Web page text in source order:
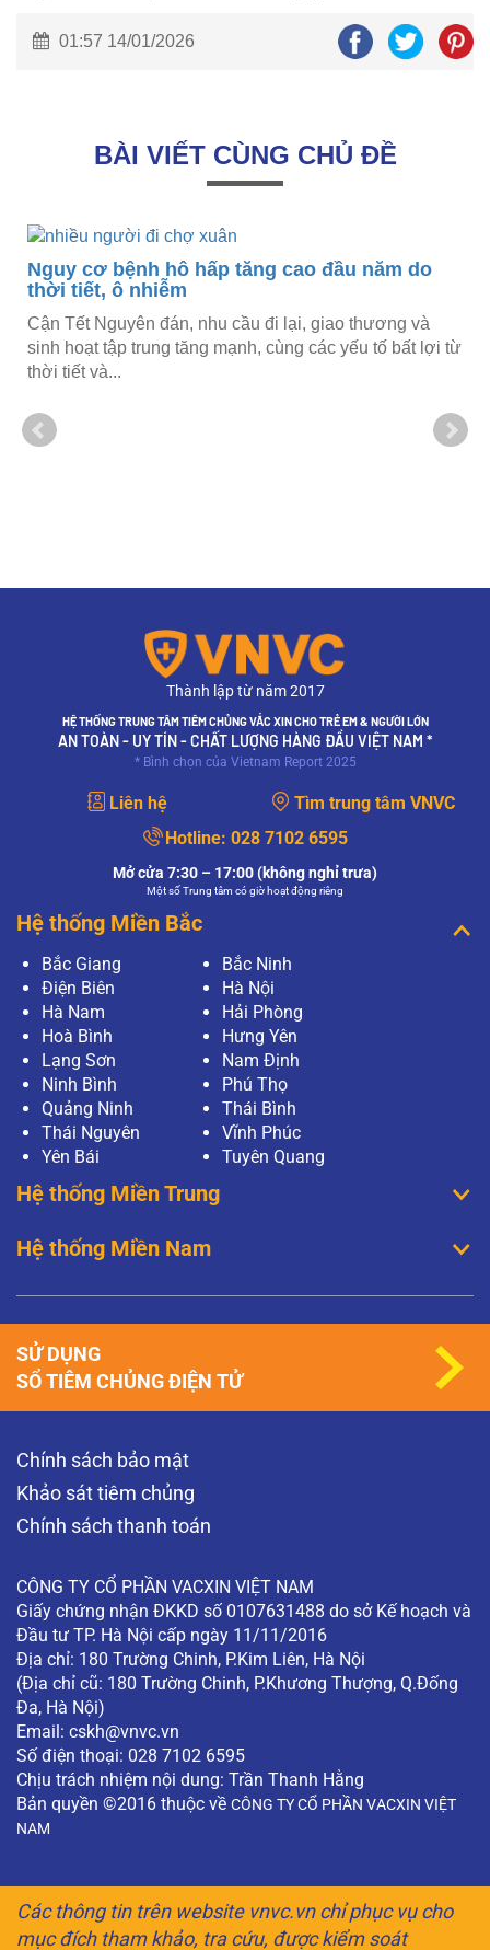
01:57 14/01/2026
BÀI VIẾT CÙNG CHỦ ĐỀ
Nguy cơ bệnh hô hấp tăng cao đầu năm do
thời tiết, ô nhiễm
Cận Tết Nguyên đán, nhu cầu đi lại, giao thương và
sinh hoạt tập trung tăng mạnh, cùng các yếu tố bất lợi từ
thời tiết và...
Thành lập từ năm 2017
HỆ THỐNG TRUNG TÂM TIÊM CHỦNG VẮC XIN CHO TRẺ EM & NGƯỜI LỚN
AN TOÀN - UY TÍN - CHẤT LƯỢNG HÀNG ĐẦU VIỆT NAM *
* Bình chọn của Vietnam Report 2025
Liên hệ
Tìm trung tâm VNVC
Hotline: 028 7102 6595
Mở cửa 7:30 – 17:00 (không nghỉ trưa)
Một số Trung tâm có giờ hoạt động riêng
Hệ thống Miền Bắc
Bắc Giang
Bắc Ninh
Điện Biên
Hà Nội
Hà Nam
Hải Phòng
Hoà Bình
Hưng Yên
Lạng Sơn
Nam Định
Ninh Bình
Phú Thọ
Quảng Ninh
Thái Bình
Thái Nguyên
Vĩnh Phúc
Yên Bái
Tuyên Quang
Hệ thống Miền Trung
Hệ thống Miền Nam
Chính sách bảo mật
Khảo sát tiêm chủng
Chính sách thanh toán
CÔNG TY CỔ PHẦN VACXIN VIỆT NAM
Giấy chứng nhận ĐKKD số 0107631488 do sở Kế hoạch và
Đầu tư TP. Hà Nội cấp ngày 11/11/2016
Địa chỉ: 180 Trường Chinh, P.Kim Liên, Hà Nội
(Địa chỉ cũ: 180 Trường Chinh, P.Khương Thượng, Q.Đống
Đa, Hà Nội)
Email: cskh@vnvc.vn
Số điện thoại: 028 7102 6595
Chịu trách nhiệm nội dung: Trần Thanh Hằng
Bản quyền ©2016 thuộc về CÔNG TY CỔ PHẦN VACXIN VIỆT
NAM
SỬ DỤNG
SỔ TIÊM CHỦNG ĐIỆN TỬ
Các thông tin trên website vnvc.vn chỉ phục vụ cho
mục đích tham khảo, tra cứu, được kiểm soát